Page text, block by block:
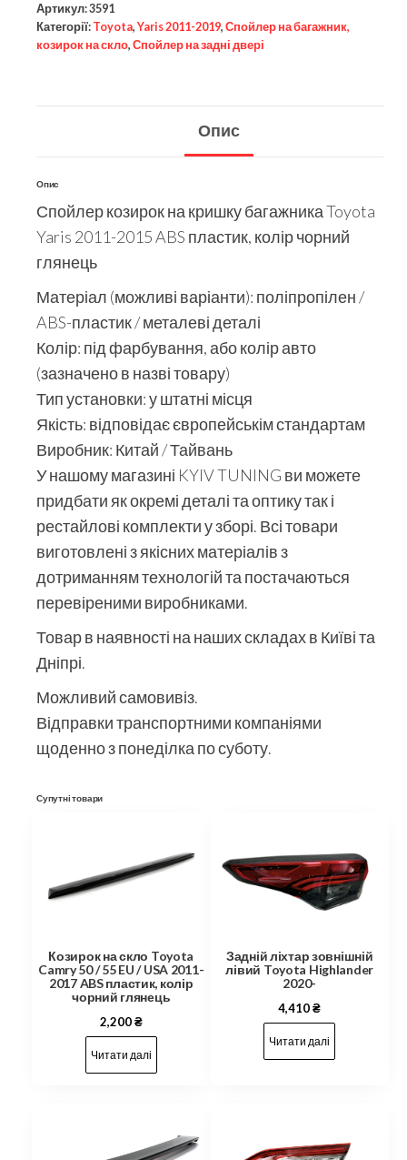
Артикул:3591
Категорії: Toyota, Yaris 2011-2019, Спойлер на багажник,
козирок на скло, Спойлер на задні двері
Опис
Опис
Спойлер козирок на кришку багажника Toyota
Yaris 2011-2015 ABS пластик, колір чорний
глянець
Матеріал (можливі варіанти): поліпропілен /
ABS-пластик / металеві деталі
Колір: під фарбування, або колір авто
(зазначено в назві товару)
Тип установки: у штатні місця
Якість: відповідає європейськім стандартам
Виробник: Китай / Тайвань
У нашому магазині KYIV TUNING ви можете
придбати як окремі деталі та оптику так і
рестайлові комплекти у зборі. Всі товари
виготовлені з якісних матеріалів з
дотриманням технологій та постачаються
перевіреними виробниками.
Товар в наявності на наших складах в Київі та
Дніпрі.
Можливий самовивіз.
Відправки транспортними компаніями
щоденно з понеділка по суботу.
Супутні товари
Козирок на скло Toyota
Camry 50 / 55 EU / USA 2011-
2017 ABS пластик, колір
чорний глянець
2,200₴
Читати далі
Задній ліхтар зовнішній
лівий Toyota Highlander
2020-
4,410₴
Читати далі